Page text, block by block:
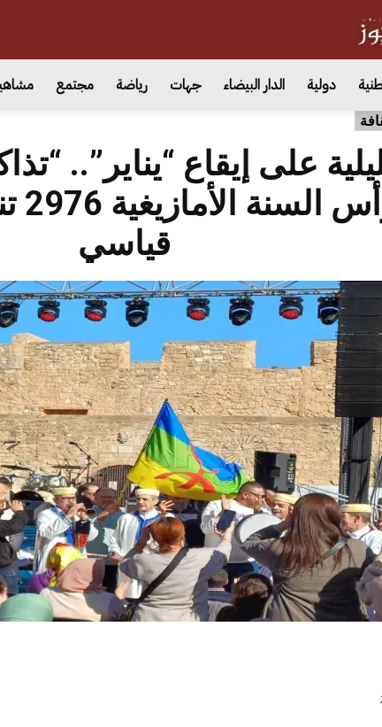
دولية الدار البيضاء جهات رياضة مجتمع
على إيقاع “يناير”..
قياسي